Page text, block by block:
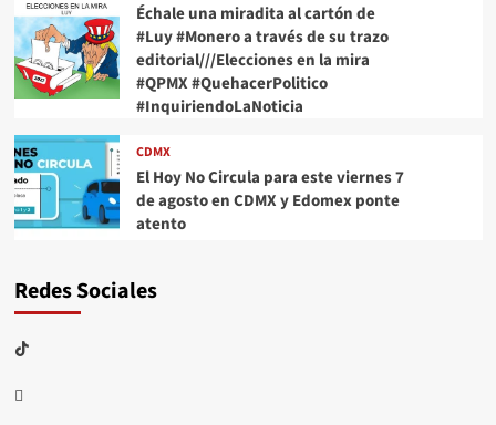
Échale una miradita al cartón de
#Luy #Monero a través de su trazo
editorial///Elecciones en la mira
#QPMX #QuehacerPolitico
#InquiriendoLaNoticia
CDMX
El Hoy No Circula para este viernes 7
de agosto en CDMX y Edomex ponte
atento
Redes Sociales
TikTok
threads